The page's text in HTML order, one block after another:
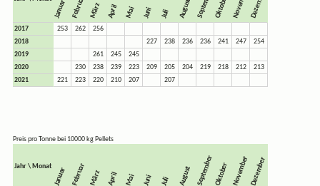
Januar Februar März April Mai Juni Juli August Oktober
2017 253 262
256
2018
227 238 236 236 241 247
254
2019
261 245
245
2020
230 238 239 223 209 205 204 219 218 212
213
2021
221 223 220 210 207 207
Preis pro Tonne bei 10000 kg Pellets
Jahr \ Monat Januar Februar März April Mai Juni Juli August SeptemberOktober November Dezember